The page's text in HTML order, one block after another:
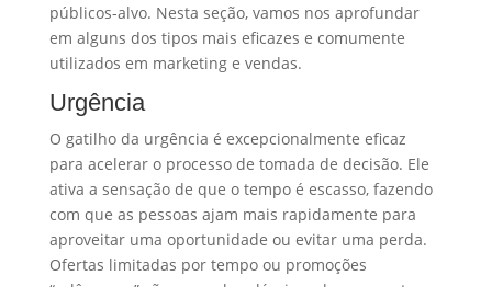
públicos-alvo. Nesta seção, vamos nos aprofundar
em alguns dos tipos mais eficazes e comumente
utilizados em marketing e vendas.
Urgência
O gatilho da urgência é excepcionalmente eficaz
para acelerar o processo de tomada de decisão. Ele
ativa a sensação de que o tempo é escasso, fazendo
com que as pessoas ajam mais rapidamente para
aproveitar uma oportunidade ou evitar uma perda.
Ofertas limitadas por tempo ou promoções